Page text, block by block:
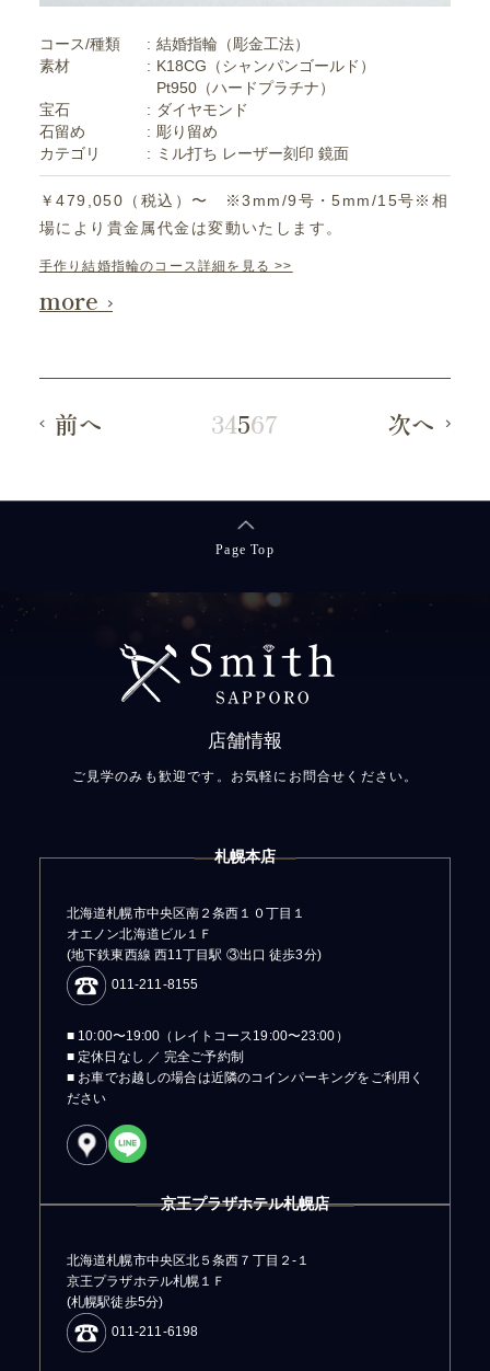
コース/種類
結婚指輪（彫金工法）
素材
K18CG（シャンパンゴールド）
Pt950（ハードプラチナ）
宝石
ダイヤモンド
石留め
彫り留め
カテゴリ
ミル打ち レーザー刻印鏡面
￥479,050（税込）〜 ※3mm/9号・5mm/15号※相
場により貴金属代金は変動いたします。
手作り結婚指輪のコース詳細を見る >>
more
前へ 34567 次へ
Page Top
店舗情報
ご見学のみも歓迎です。お気軽にお問合せください。
札幌本店
北海道札幌市中央区南２条西１０丁目１
オエノン北海道ビル１Ｆ
(地下鉄東西線 西11丁目駅 ③出口 徒歩3分)
011-211-8155
■ 10:00〜19:00（レイトコース19:00〜23:00）
■ 定休日なし ／ 完全ご予約制
■ お車でお越しの場合は近隣のコインパーキングをご利用く
ださい
京王プラザホテル札幌店
北海道札幌市中央区北５条西７丁目２-１
京王プラザホテル札幌１Ｆ
(札幌駅徒歩5分)
011-211-6198